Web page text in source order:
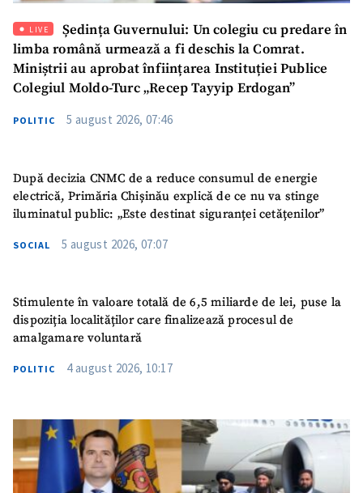
LIVE
Ședința Guvernului: Un colegiu cu predare în
limba română urmează a fi deschis la Comrat.
Miniștrii au aprobat înființarea Instituției Publice
Colegiul Moldo-Turc „Recep Tayyip Erdogan”
POLITIC 5 august 2026, 07:46
După decizia CNMC de a reduce consumul de energie
electrică, Primăria Chișinău explică de ce nu va stinge
iluminatul public: „Este destinat siguranței cetățenilor”
SOCIAL 5 august 2026, 07:07
Stimulente în valoare totală de 6,5 miliarde de lei, puse la
dispoziția localităților care finalizează procesul de
amalgamare voluntară
POLITIC 4 august 2026, 10:17